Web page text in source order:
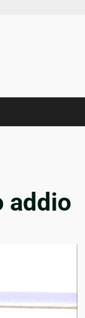
addio